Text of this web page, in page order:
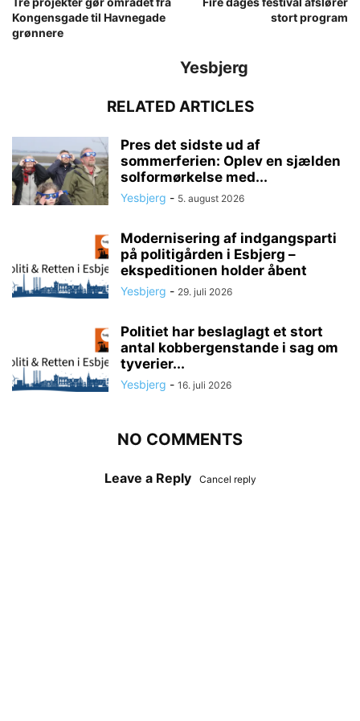
Kongensgade til Havnegade
grønnere
stort program
Yesbjerg
RELATED ARTICLES
Pres det sidste ud af
sommerferien: Oplev en sjælden
solformørkelse med...
Yesbjerg - 5. august 2026
Modernisering af indgangsparti
på politigården i Esbjerg –
ekspeditionen holder åbent
Yesbjerg - 29. juli 2026
Politiet har beslaglagt et stort
antal kobbergenstande i sag om
tyverier...
Yesbjerg - 16. juli 2026
NO COMMENTS
Leave a Reply Cancel reply